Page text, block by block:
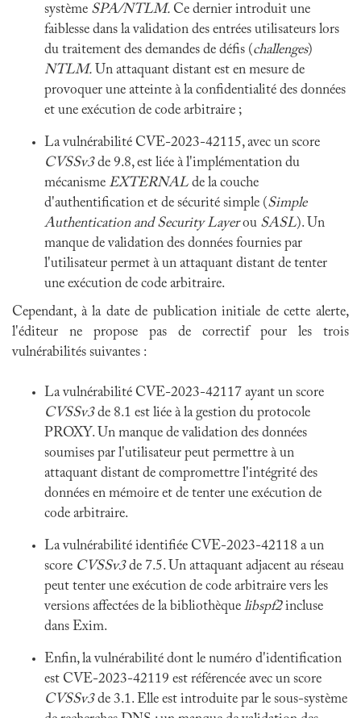
système SPA/NTLM. Ce dernier introduit une
faiblesse dans la validation des entrées utilisateurs lors
du traitement des demandes de défis (challenges)
NTLM. Un attaquant distant est en mesure de
provoquer une atteinte à la confidentialité des données
et une exécution de code arbitraire ;
La vulnérabilité CVE-2023-42115, avec un score
CVSSv3de 9.8, est liée à l'implémentation du
mécanisme EXTERNAL de la couche
d'authentification et de sécurité simple (Simple
Authentication and Security Layerou SASL). Un
manque de validation des données fournies par
l'utilisateur permet à un attaquant distant de tenter
une exécution de code arbitraire.
Cependant, à la date de publication initiale de cette alerte,
l'éditeur ne propose pas de correctif pour les trois
vulnérabilités suivantes :
La vulnérabilité CVE-2023-42117 ayant un score
CVSSv3de 8.1 est liée à la gestion du protocole
PROXY. Un manque de validation des données
soumises par l'utilisateur peut permettre à un
attaquant distant de compromettre l'intégrité des
données en mémoire et de tenter une exécution de
code arbitraire.
La vulnérabilité identifiée CVE-2023-42118 a un
score CVSSv3de 7.5. Un attaquant adjacent au réseau
peut tenter une exécution de code arbitraire vers les
versions affectées de la bibliothèque libspf2incluse
dans Exim.
Enfin, la vulnérabilité dont le numéro d'identification
est CVE-2023-42119 est référencée avec un score
CVSSv3de 3.1. Elle est introduite par le sous-système